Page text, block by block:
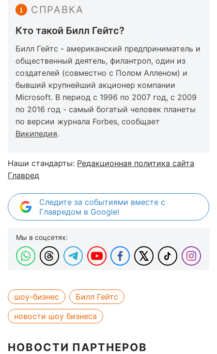
СПРАВКА
Кто такой Билл Гейтс?
Билл Гейтс - американский предприниматель и
общественный деятель, филантроп, один из
создателей (совместно с Полом Алленом) и
бывший крупнейший акционер компании
Microsoft. В период с 1996 по 2007 год, с 2009
по 2016 год - самый богатый человек планеты
по версии журнала Forbes, сообщает
Википедия.
Наши стандарты: Редакционная политика сайта
Главред
Следите за событиями вместе с
Главредом в Google!
Мы в соцсетях:
шоу-бизнес
Билл Гейтс
новости шоу бизнеса
НОВОСТИ ПАРТНЕРОВ